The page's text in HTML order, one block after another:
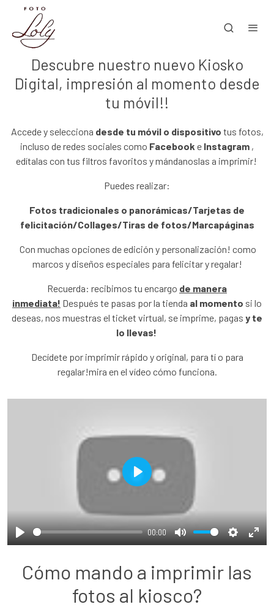
Play
00:00
Mute Settings
Play
Descubre nuestro nuevo Kiosko
Digital, impresión al momento desde
tu móvil!!
Accede y selecciona desde tu móvil o dispositivo tus fotos,
incluso de redes sociales como Facebook e Instagram ,
edítalas con tus filtros favoritos y mándanoslas a imprimir!
Puedes realizar:
Fotos tradicionales o panorámicas/Tarjetas de
felicitación/Collages/Tiras de fotos/Marcapáginas
Con muchas opciones de edición y personalización! como
marcos y diseños especiales para felicitar y regalar!
Recuerda: recibimos tu encargo de manera
inmediata! Después te pasas por la tienda al momento si lo
deseas, nos muestras el ticket virtual, se imprime, pagas y te
lo llevas!
Decídete por imprimir rápido y original, para tí o para
regalar!mira en el vídeo cómo funciona.
Cómo mando a imprimir las
fotos al kiosco?